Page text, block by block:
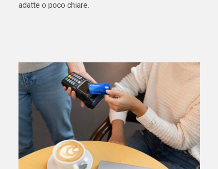
adatte o poco chiare.